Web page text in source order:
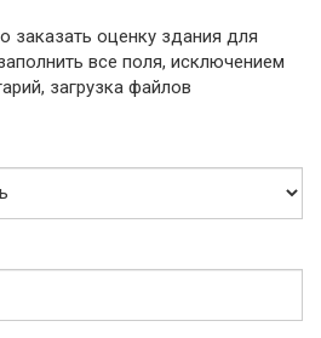
здания для
все поля, исключением
загрузка файлов